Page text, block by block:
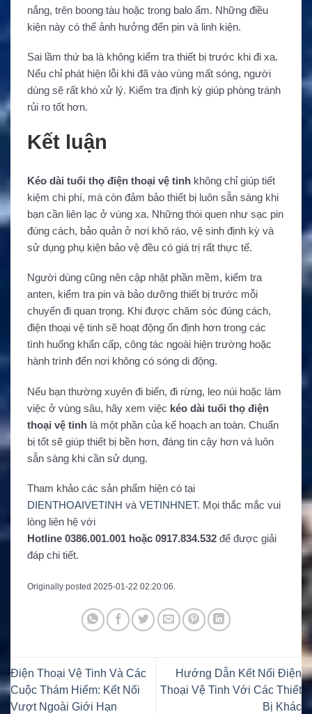
nắng, trên boong tàu hoặc trong balo ẩm. Những điều
kiện này có thể ảnh hưởng đến pin và linh kiện.
Sai lầm thứ ba là không kiểm tra thiết bị trước khi đi xa.
Nếu chỉ phát hiện lỗi khi đã vào vùng mất sóng, người
dùng sẽ rất khó xử lý. Kiểm tra định kỳ giúp phòng tránh
rủi ro tốt hơn.
Kết luận
Kéo dài tuổi thọ điện thoại vệ tinh không chỉ giúp tiết
kiệm chi phí, mà còn đảm bảo thiết bị luôn sẵn sàng khi
bạn cần liên lạc ở vùng xa. Những thói quen như sạc pin
đúng cách, bảo quản ở nơi khô ráo, vệ sinh định kỳ và
sử dụng phụ kiện bảo vệ đều có giá trị rất thực tế.
Người dùng cũng nên cập nhật phần mềm, kiểm tra
anten, kiểm tra pin và bảo dưỡng thiết bị trước mỗi
chuyến đi quan trọng. Khi được chăm sóc đúng cách,
điện thoại vệ tinh sẽ hoạt động ổn định hơn trong các
tình huống khẩn cấp, công tác ngoài hiện trường hoặc
hành trình đến nơi không có sóng di động.
Nếu bạn thường xuyên đi biển, đi rừng, leo núi hoặc làm
việc ở vùng sâu, hãy xem việc kéo dài tuổi thọ điện
thoại vệ tinh là một phần của kế hoạch an toàn. Chuẩn
bị tốt sẽ giúp thiết bị bền hơn, đáng tin cậy hơn và luôn
sẵn sàng khi cần sử dụng.
Tham khảo các sản phẩm hiện có tại
DIENTHOAIVETINH và VETINHNET. Mọi thắc mắc vui
lòng liên hệ với
Hotline 0386.001.001 hoặc 0917.834.532 để được giải
đáp chi tiết.
Originally posted 2025-01-22 02:20:06.
Điện Thoại Vệ Tinh Và Các
Cuộc Thám Hiểm: Kết Nối
Vượt Ngoài Giới Hạn
Hướng Dẫn Kết Nối Điện
Thoại Vệ Tinh Với Các Thiết
Bị Khác